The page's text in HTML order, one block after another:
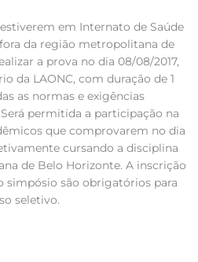
em Internato de Saúde
da região metropolitana de
a prova no dia 08/08/2017,
da LAONC, com duração de 1
as normas e exigências
permitida a participação na
que comprovarem no dia
cursando a disciplina
de Belo Horizonte. A inscrição
simpósio são obrigatórios para
seletivo.